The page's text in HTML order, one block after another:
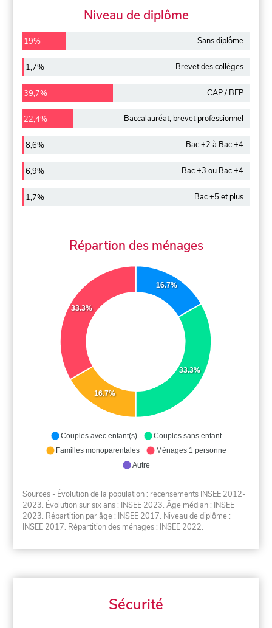
Niveau de diplôme
19% Sans diplôme
1,7% Brevet des collèges
39,7% CAP / BEP
22,4% Baccalauréat, brevet professionnel
8,6% Bac +2 à Bac +4
6,9% Bac +3 ou Bac +4
1,7% Bac +5 et plus
Répartion des ménages
16.7%
33.3%
16.7%
33.3%
Couples avec enfant(s)
Couples sans enfant
Familles monoparentales
Ménages 1 personne
Autre
Sources - Évolution de la population : recensements INSEE 2012-
2023. Évolution sur six ans : INSEE 2023. Âge médian : INSEE
2023. Répartition par âge : INSEE 2017. Niveau de diplôme :
INSEE 2017. Répartition des ménages : INSEE 2022.
Sécurité